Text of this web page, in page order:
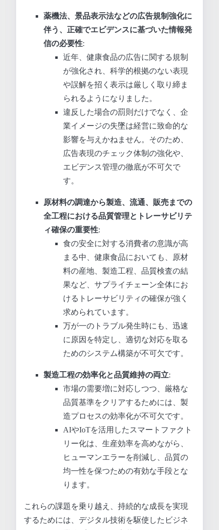
薬機法、景品表示法などの広告規制強化に
伴う、正確でエビデンスに基づいた情報発
信の必要性:
近年、健康食品の広告に関する規制
が強化され、科学的根拠のない表現
や誤解を招く表示は厳しく取り締ま
られるようになりました。
違反した場合の罰則だけでなく、企
業イメージの失墜は経営に致命的な
影響を与えかねません。そのため、
広告表現のチェック体制の強化や、
エビデンス管理の徹底が不可欠で
す。
原材料の調達から製造、流通、販売までの
全工程における品質管理とトレーサビリテ
ィ確保の重要性:
食の安全に対する消費者の意識が高
まる中、健康食品においても、原材
料の産地、製造工程、品質検査の結
果など、サプライチェーン全体にお
けるトレーサビリティの確保が強く
求められています。
万が一のトラブル発生時にも、迅速
に原因を特定し、適切な対応を取る
ためのシステム構築が不可欠です。
製造工程の効率化と品質維持の両立:
市場の需要増に対応しつつ、厳格な
品質基準をクリアするためには、製
造プロセスの効率化が不可欠です。
AIやIoTを活用したスマートファクト
リー化は、生産効率を高めながら、
ヒューマンエラーを削減し、品質の
均一性を保つための有効な手段とな
ります。
これらの課題を乗り越え、持続的な成長を実現
するためには、デジタル技術を駆使したビジネ